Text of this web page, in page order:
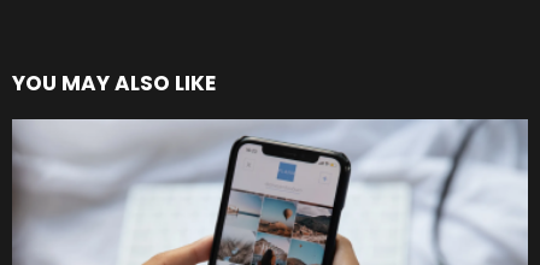
YOU MAY ALSO LIKE